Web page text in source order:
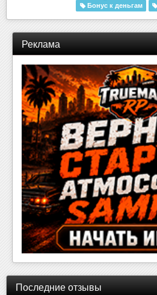
Бонус к деньгам
Реклама
Последние отзывы